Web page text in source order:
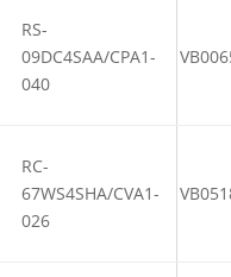
RS-
09DC4SAA/CPA1-
040
RC-
67WS4SHA/CVA1-
026